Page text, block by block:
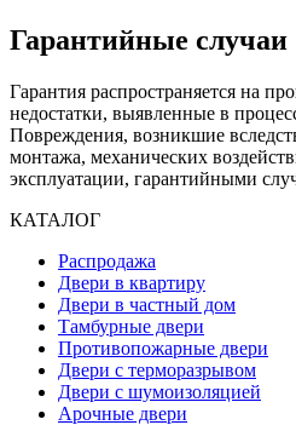
Гарантийные случаи
Гарантия распространяется на
недостатки, выявленные в
Повреждения, возникшие
монтажа, механических
эксплуатации, гарантийными
КАТАЛОГ
Распродажа
Двери в квартиру
Двери в частный дом
Тамбурные двери
Противопожарные двери
Двери с терморазрывом
Двери с шумоизоляцией
Арочные двери